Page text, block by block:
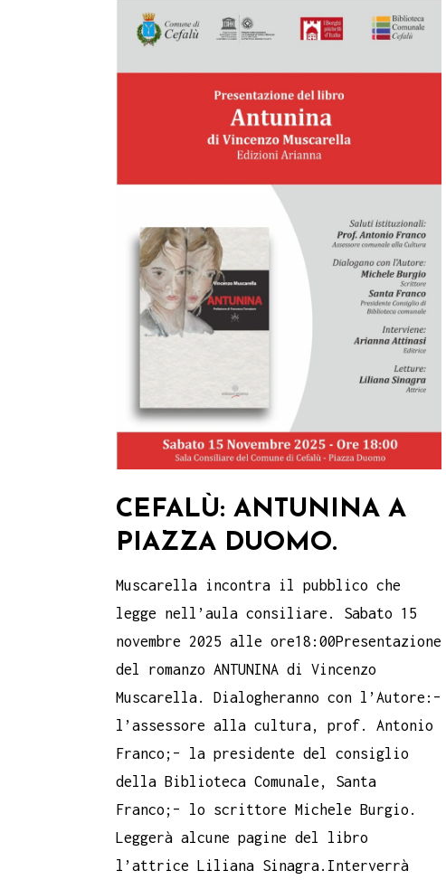
CEFALÙ: ANTUNINA A
PIAZZA DUOMO.
Muscarella incontra il pubblico che
legge nell’aula consiliare. Sabato 15
novembre 2025 alle ore18:00Presentazione
del romanzo ANTUNINA di Vincenzo
Muscarella. Dialogheranno con l’Autore:–
l’assessore alla cultura, prof. Antonio
Franco;– la presidente del consiglio
della Biblioteca Comunale, Santa
Franco;– lo scrittore Michele Burgio.
Leggerà alcune pagine del libro
l’attrice Liliana Sinagra.Interverrà